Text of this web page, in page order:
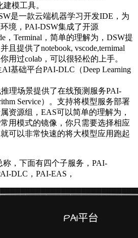
模工具。
是一款云端机器学习开发IDE，为
境，PAI-DSW集成了开源
，Terminal，简单的理解为，DSW提
且提供了notebook, vscode,ternimal
用过colab，可以很轻松的上手。
基础平台PAI-DLC（Deep Learning
理场景提供了在线预测服务PAI-
Service）。支持将模型服务部署
资源组，EAS可以简单的理解为，
用模式的镜像，你只需要选择相应
可以非常快速的将大模型应用跑起
，下面有四个子服务，PAI-
DLC，PAI-EAS，